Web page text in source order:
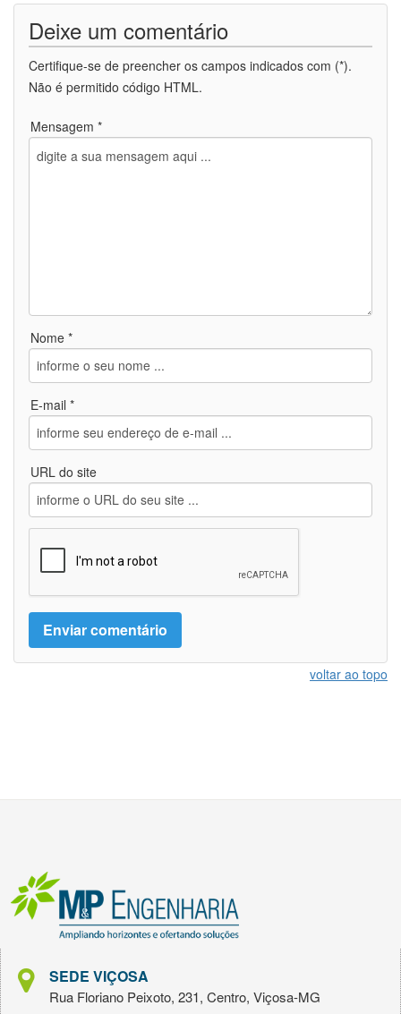
Deixe um comentário
Certifique-se de preencher os campos indicados com (*).
Não é permitido código HTML.
Mensagem *
Nome *
E-mail *
URL do site
voltar ao topo
SEDE VIÇOSA
Rua Floriano Peixoto, 231, Centro, Viçosa-MG